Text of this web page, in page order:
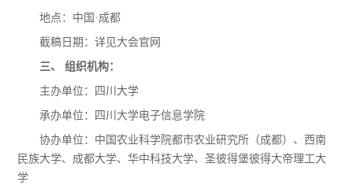
地点：中国 · 成都
截稿日期：详见大会官网
三、组织机构：
主办单位：四川大学
承办单位：四川大学电子信息学院
协办单位：中国农业科学院都市农业研究所（成都）、西南
民族大学、成都大学、华中科技大学、圣彼得堡彼得大帝理工大
学